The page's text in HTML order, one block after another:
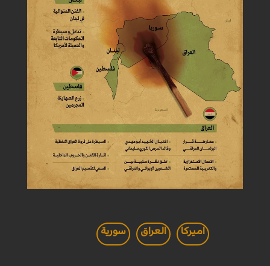
اميركا العراق سورية